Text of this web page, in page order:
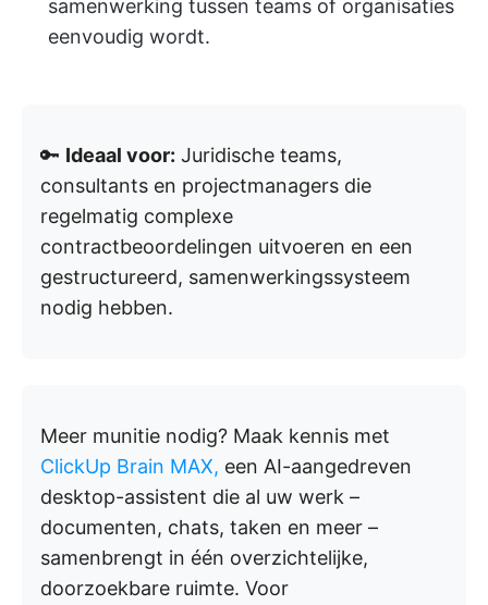
samenwerking tussen teams of organisaties
eenvoudig wordt.
🔑 Ideaal voor: Juridische teams,
consultants en projectmanagers die
regelmatig complexe
contractbeoordelingen uitvoeren en een
gestructureerd, samenwerkingssysteem
nodig hebben.
Meer munitie nodig? Maak kennis met
ClickUp Brain MAX, een AI-aangedreven
desktop-assistent die al uw werk –
documenten, chats, taken en meer –
samenbrengt in één overzichtelijke,
doorzoekbare ruimte. Voor